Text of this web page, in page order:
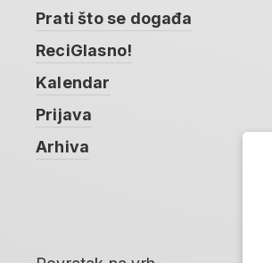
Prati što se događa
ReciGlasno!
Kalendar
Prijava
Arhiva